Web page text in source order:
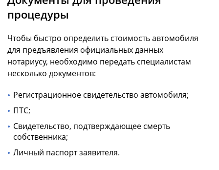
процедуры
Чтобы быстро определить стоимость автомобиля
для предъявления официальных данных
нотариусу, необходимо передать специалистам
несколько документов:
Регистрационное свидетельство автомобиля;
ПТС;
Свидетельство, подтверждающее смерть
собственника;
Личный паспорт заявителя.